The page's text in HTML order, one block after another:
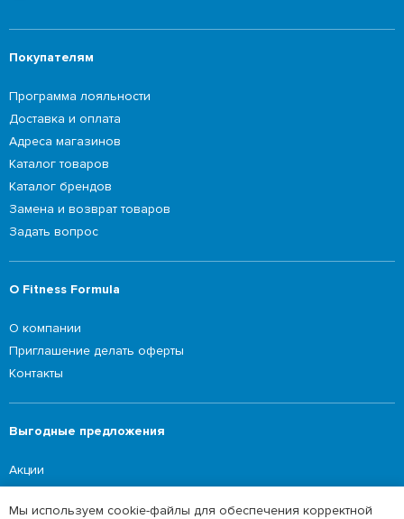
Покупателям
Программа лояльности
Доставка и оплата
Адреса магазинов
Каталог товаров
Каталог брендов
Замена и возврат товаров
Задать вопрос
О Fitness Formula
О компании
Приглашение делать оферты
Контакты
Выгодные предложения
Акции
Мы используем cookie-файлы для обеспечения корректной